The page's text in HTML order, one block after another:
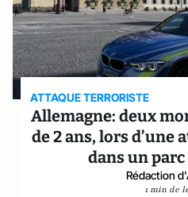
ATTAQUE TERRORISTE
Allemagne: deux
de 2 ans, lors d’une
dans un
Rédaction
1 min de